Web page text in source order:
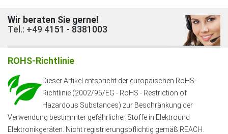
Wir beraten Sie gerne!
Tel.: +49 4151 - 8381003
ROHS-Richtlinie
Dieser Artikel entspricht der europäischen RoHS-
Richtlinie (2002/95/EG - RoHS - Restriction of
Hazardous Substances) zur Beschränkung der
Verwendung bestimmter gefährlicher Stoffe in Elektround
Elektronikgeräten. Nicht registrierungspflichtig gemäß REACH.